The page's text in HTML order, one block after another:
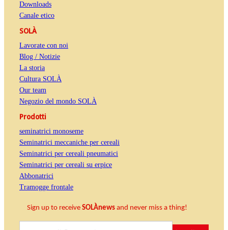
Downloads
Canale etico
SOLÀ
Lavorate con noi
Blog / Notizie
La storia
Cultura SOLÀ
Our team
Negozio del mondo SOLÀ
Prodotti
seminatrici monoseme
Seminatrici meccaniche per cereali
Seminatrici per cereali pneumatici
Seminatrici per cereali su erpice
Abbonatrici
Tramogge frontale
Sign up to receive SOLÀnews and never miss a thing!